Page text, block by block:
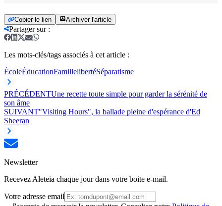
Copier le lien Archiver l'article
Partager sur:
Les mots-clés/tags associés à cet article :
ÉcoleÉducationFamillelibertéSéparatisme
PRÉCÉDENTUne recette toute simple pour garder la sérénité de
son âme
SUIVANT"Visiting Hours", la ballade pleine d'espérance d'Ed
Sheeran
Newsletter
Recevez Aleteia chaque jour dans votre boite e-mail.
Votre adresse email